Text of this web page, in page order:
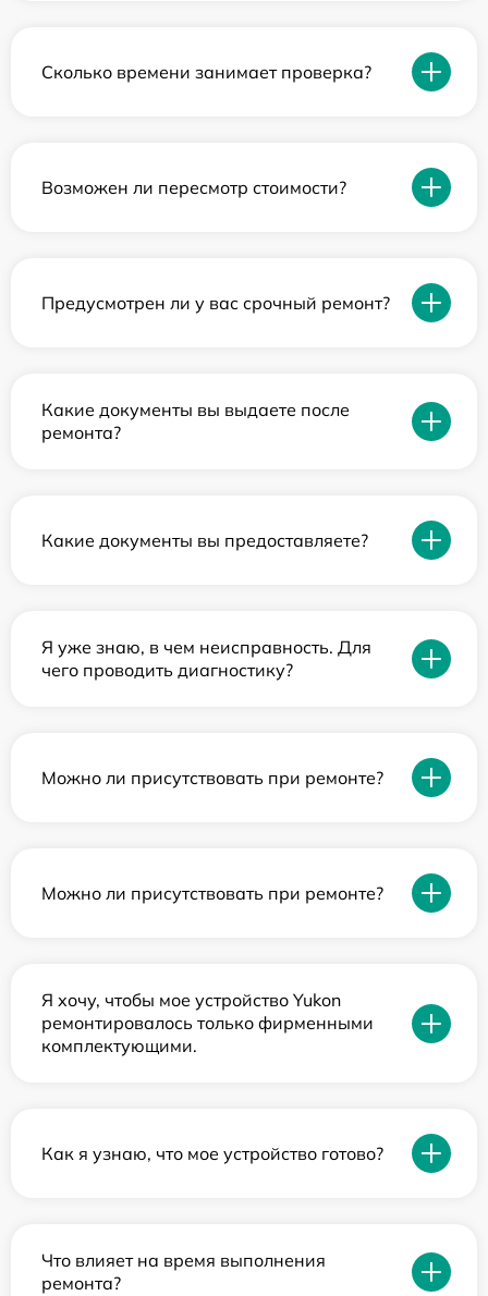
Сколько времени занимает проверка?
Возможен ли пересмотр стоимости?
Предусмотрен ли у вас срочный ремонт?
Какие документы вы выдаете после
ремонта?
Какие документы вы предоставляете?
Я уже знаю, в чем неисправность. Для
чего проводить диагностику?
Можно ли присутствовать при ремонте?
Можно ли присутствовать при ремонте?
Я хочу, чтобы мое устройство Yukon
ремонтировалось только фирменными
комплектующими.
Как я узнаю, что мое устройство готово?
Что влияет на время выполнения
ремонта?